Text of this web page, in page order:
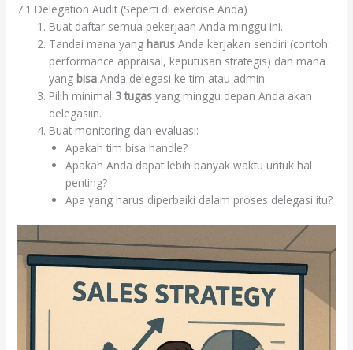
7.1 Delegation Audit (Seperti di exercise Anda)
Buat daftar semua pekerjaan Anda minggu ini.
Tandai mana yang harus Anda kerjakan sendiri (contoh:
performance appraisal, keputusan strategis) dan mana
yang bisa Anda delegasi ke tim atau admin.
Pilih minimal 3 tugas yang minggu depan Anda akan
delegasiin.
Buat monitoring dan evaluasi:
Apakah tim bisa handle?
Apakah Anda dapat lebih banyak waktu untuk hal
penting?
Apa yang harus diperbaiki dalam proses delegasi itu?